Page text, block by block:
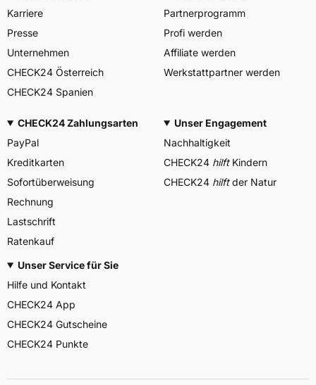
Karriere
Presse
Unternehmen
CHECK24 Österreich
CHECK24 Spanien
Partnerprogramm
Profi werden
Affiliate werden
Werkstattpartner werden
CHECK24 Zahlungsarten
PayPal
Kreditkarten
Sofortüberweisung
Rechnung
Lastschrift
Ratenkauf
Unser Engagement
Nachhaltigkeit
CHECK24 hilftKindern
CHECK24 hilftder Natur
Unser Service für Sie
Hilfe und Kontakt
CHECK24 App
CHECK24 Gutscheine
CHECK24 Punkte